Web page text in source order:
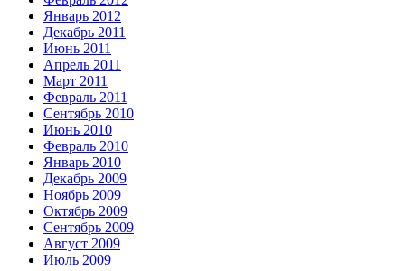
Январь 2012
Декабрь 2011
Июнь 2011
Апрель 2011
Март 2011
Февраль 2011
Сентябрь 2010
Июнь 2010
Февраль 2010
Январь 2010
Декабрь 2009
Ноябрь 2009
Октябрь 2009
Сентябрь 2009
Август 2009
Июль 2009